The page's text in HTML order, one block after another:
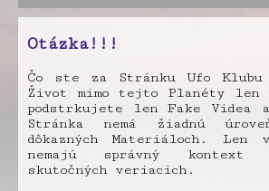
Otázka!!!
Čo ste za Stránku Ufo
Život mimo tejto Planéty len
podstrkujete len Fake Videa
Stránka nemá žiadnú
dôkazných Materiáloch. Len
nemajú správný kontext
skutočných veriacich.